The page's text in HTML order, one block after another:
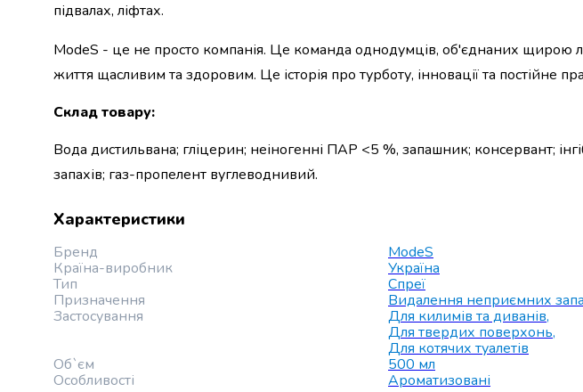
Бакалія
Макаронні
Сухі
сніданки
швидкого
Спеції
приправи
Цукор
Все
для
Приправа
підвалах, ліфтах.
ModeS - це не просто компанія. Це команда однодумців, об'єднаних щирою
життя щасливим та здоровим. Це історія про турботу, інновації та постійне
Склад товару:
Вода дистильвана; гліцерин; неіногенні ПАР <5 %, запашник; консервант;
запахів; газ-пропелент вуглеводнивий.
Характеристики
Бренд
ModeS
Країна-виробник
Україна
Тип
Спреї
Призначення
Видалення неприємних
Застосування
Для килимів та диванів,
Для твердих поверхонь,
Для котячих туалетів
Об`єм
500 мл
Особливості
Ароматизовані